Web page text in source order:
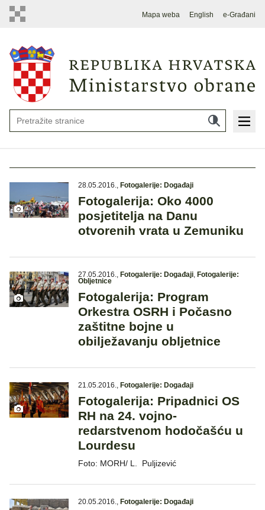
Mapa weba English e-Građani
28.05.2016., Fotogalerije: Događaji
Fotogalerija: Oko 4000
posjetitelja na Danu
otvorenih vrata u Zemuniku
27.05.2016., Fotogalerije: Događaji, Fotogalerije:
Obljetnice
Fotogalerija: Program
Orkestra OSRH i Počasno
zaštitne bojne u
obilježavanju obljetnice
21.05.2016., Fotogalerije: Događaji
Fotogalerija: Pripadnici OS
RH na 24. vojno-
redarstvenom hodočašću u
Lourdesu
Foto: MORH/ L. Puljizević
20.05.2016., Fotogalerije: Događaji